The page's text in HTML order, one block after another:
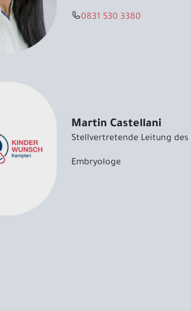
0831 530 3380
Martin Castellani
Stellvertretende Leitung des
Embryologe